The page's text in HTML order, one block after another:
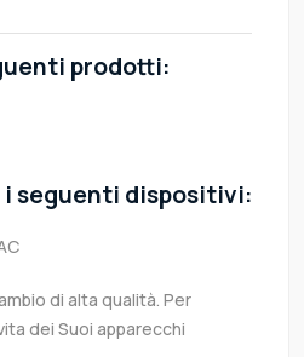
prodotti:
i seguenti dispositivi:
di alta qualità. Per
dei Suoi apparecchi